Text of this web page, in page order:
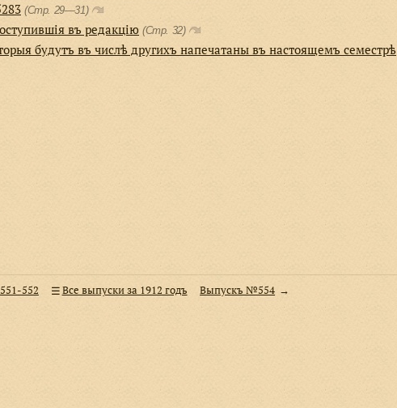
(Стр. 29—31)
въ редакцiю (Стр. 32)
будутъ въ числѣ другихъ напечатаны въ настоящемъ семестрѣ
552 Все выпуски за 1912 годъ Выпускъ №554